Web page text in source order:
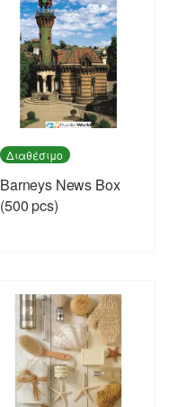
Διαθέσιμο
Barneys News Box
(500 pcs)